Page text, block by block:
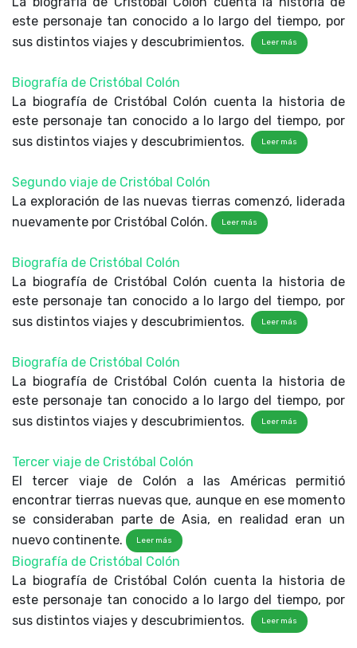
este personaje tan conocido a lo largo del tiempo, por
sus distintos viajes y descubrimientos.
Leer más
Biografía de Cristóbal Colón
La biografía de Cristóbal Colón cuenta la historia de
este personaje tan conocido a lo largo del tiempo, por
sus distintos viajes y descubrimientos.
Leer más
Segundo viaje de Cristóbal Colón
La exploración de las nuevas tierras comenzó, liderada
nuevamente por Cristóbal Colón.
Leer más
Biografía de Cristóbal Colón
La biografía de Cristóbal Colón cuenta la historia de
este personaje tan conocido a lo largo del tiempo, por
sus distintos viajes y descubrimientos.
Leer más
Biografía de Cristóbal Colón
La biografía de Cristóbal Colón cuenta la historia de
este personaje tan conocido a lo largo del tiempo, por
sus distintos viajes y descubrimientos.
Leer más
Tercer viaje de Cristóbal Colón
El tercer viaje de Colón a las Américas permitió
encontrar tierras nuevas que, aunque en ese momento
se consideraban parte de Asia, en realidad eran un
nuevo continente.
Leer más
Biografía de Cristóbal Colón
La biografía de Cristóbal Colón cuenta la historia de
este personaje tan conocido a lo largo del tiempo, por
sus distintos viajes y descubrimientos.
Leer más